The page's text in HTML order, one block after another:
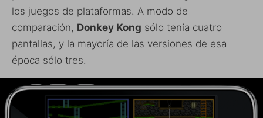
los juegos de plataformas. A modo de
comparación, Donkey Kong sólo tenía cuatro
pantallas, y la mayoría de las versiones de esa
época sólo tres.